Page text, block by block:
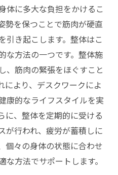
体に多大な負担をかけるこ
勢を保つことで筋肉が硬直
引き起こします。整体はこ
な方法の一つです。整体施
、筋肉の緊張をほぐすこと
により、デスクワークによ
康的なライフスタイルを実
に、整体を定期的に受ける
が行われ、疲労が蓄積しに
個々の身体の状態に合わせ
方法でサポートします。